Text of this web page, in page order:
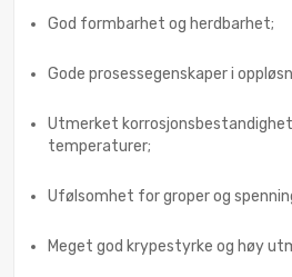
God formbarhet og herdbarhet;
Gode prosessegenskaper i
Utmerket
temperaturer;
Ufølsomhet for groper og
Meget god krypestyrke og høy